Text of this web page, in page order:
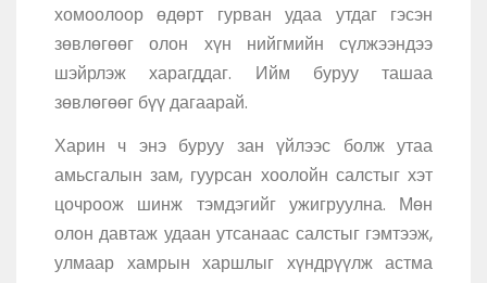
хомоолоор өдөрт гурван удаа утдаг гэсэн
зөвлөгөөг олон хүн нийгмийн сүлжээндээ
шэйрлэж харагддаг. Ийм буруу ташаа
зөвлөгөөг бүү дагаарай.
Харин ч энэ буруу зан үйлээс болж утаа
амьсгалын зам, гуурсан хоолойн салстыг хэт
цочроож шинж тэмдэгийг ужигруулна. Мөн
олон давтаж удаан утсанаас салстыг гэмтээж,
улмаар хамрын харшлыг хүндрүүлж астма